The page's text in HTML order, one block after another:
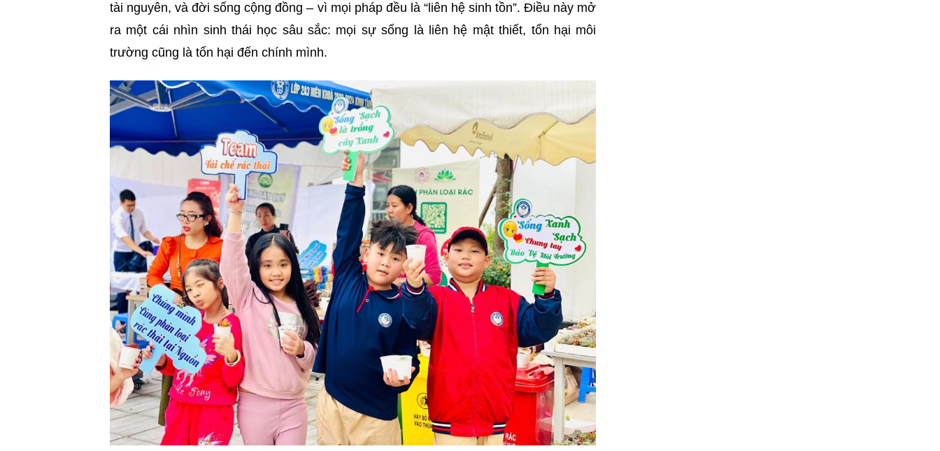
tài nguyên, và đời sống cộng đồng – vì mọi pháp đều là “liên hệ sinh tồn”. Điều này mở
ra một cái nhìn sinh thái học sâu sắc: mọi sự sống là liên hệ mật thiết, tổn hại môi
trường cũng là tổn hại đến chính mình.